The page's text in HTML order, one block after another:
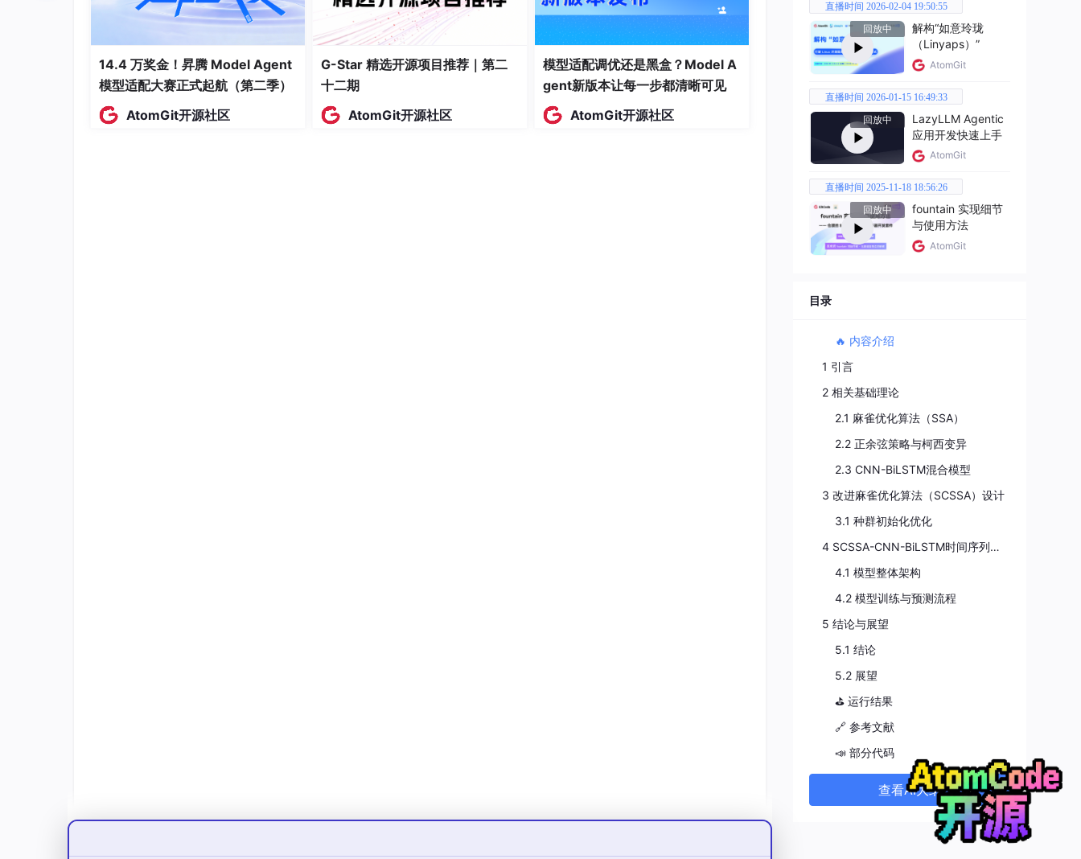
为克服原始SSA的局限性，提升算法的寻优性能，本文融合正余弦策略与柯西变异，设计SCSSA算法，核心改进包括
种群初始化优化、发现者位置更新改进、跟随者位置更新改进三部分，具体设计如下：
3.1 种群初始化优化
采用折射反向学习机制初始化麻雀种群，通过计算当前随机解的反向解，扩大种群搜索范围，增加种群初始多样性，
避免初始种群聚集导致的寻优局限，为后续寻优过程奠定基础，提升算法找到全局最优解的概率。
14.4 万奖金！昇腾 Model Agent
模型适配大赛正式起航（第二季）
AtomGit开源社区
G-Star 精选开源项目推荐｜第二
十二期
AtomGit开源社区
模型适配调优还是黑盒？Model A
gent新版本让每一步都清晰可见
AtomGit开源社区
直播时间 2026-02-04 19:50:55
回放中
解构“如意玲珑
（Linyaps）”
AtomGit
直播时间 2026-01-15 16:49:33
回放中
LazyLLM Agentic
应用开发快速上手
AtomGit
直播时间 2025-11-18 18:56:26
回放中
fountain 实现细节
与使用方法
AtomGit
目录
🔥 内容介绍
1 引言
2 相关基础理论
2.1 麻雀优化算法（SSA）
2.2 正余弦策略与柯西变异
2.3 CNN-BiLSTM混合模型
3 改进麻雀优化算法（SCSSA）设计
3.1 种群初始化优化
4 SCSSA-CNN-BiLSTM时间序列预测模型构建
4.1 模型整体架构
4.2 模型训练与预测流程
5 结论与展望
5.1 结论
5.2 展望
⛳️ 运行结果
🔗 参考文献
📣 部分代码
查看AI大纲